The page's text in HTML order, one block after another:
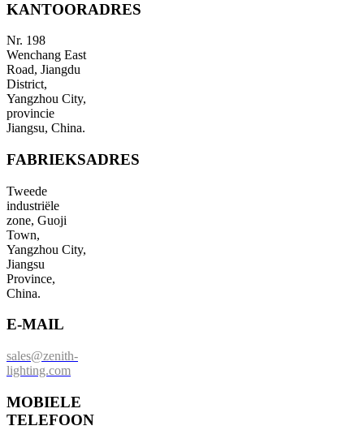
KANTOORADRES
Nr. 198
Wenchang East
Road, Jiangdu
District,
Yangzhou City,
provincie
Jiangsu, China.
FABRIEKSADRES
Tweede
industriële
zone, Guoji
Town,
Yangzhou City,
Jiangsu
Province,
China.
E-MAIL
sales@zenith-
lighting.com
MOBIELE
TELEFOON